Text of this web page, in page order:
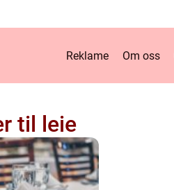
Reklame Om oss
til leie